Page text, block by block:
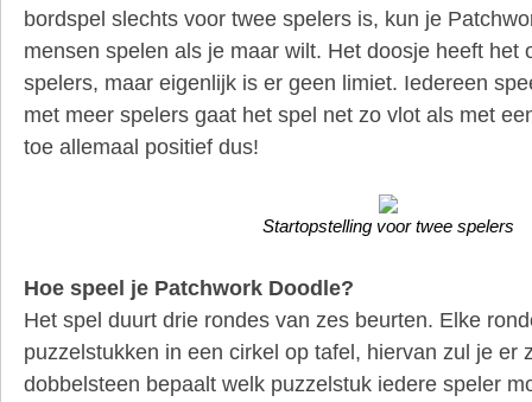
bordspel slechts voor twee spelers is, kun je
mensen spelen als je maar wilt. Het doosje heeft het
spelers, maar eigenlijk is er geen limiet. Iedereen
met meer spelers gaat het spel net zo vlot als met
toe allemaal positief dus!
Startopstelling voor twee spelers
Hoe speel je Patchwork Doodle?
Het spel duurt drie rondes van zes beurten. Elke
puzzelstukken in een cirkel op tafel, hiervan zul je er
dobbelsteen bepaalt welk puzzelstuk iedere speler